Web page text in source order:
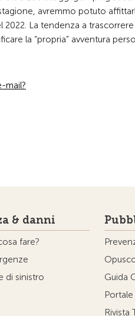
avremmo potuto
La tendenza a
la “propria” avventura
mail?
& danni
fare?
di sinistro
Guida
Rivista